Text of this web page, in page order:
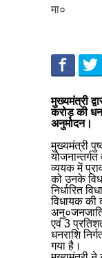
मा०
मुख्यमंत्री
करोड़ की
अनुमोदन।
मुख्यमंत्री
व्ययक में
को उनके
निर्धारित
विधायक की
एवं 3
धनराशि
गया है।